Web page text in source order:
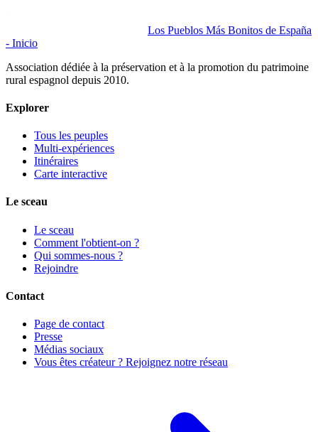
Los Pueblos Más Bonitos de España
- Inicio
Association dédiée à la préservation et à la promotion du patrimoine
rural espagnol depuis 2010.
Explorer
Tous les peuples
Multi-expériences
Itinéraires
Carte interactive
Le sceau
Le sceau
Comment l'obtient-on ?
Qui sommes-nous ?
Rejoindre
Contact
Page de contact
Presse
Médias sociaux
Vous êtes créateur ? Rejoignez notre réseau